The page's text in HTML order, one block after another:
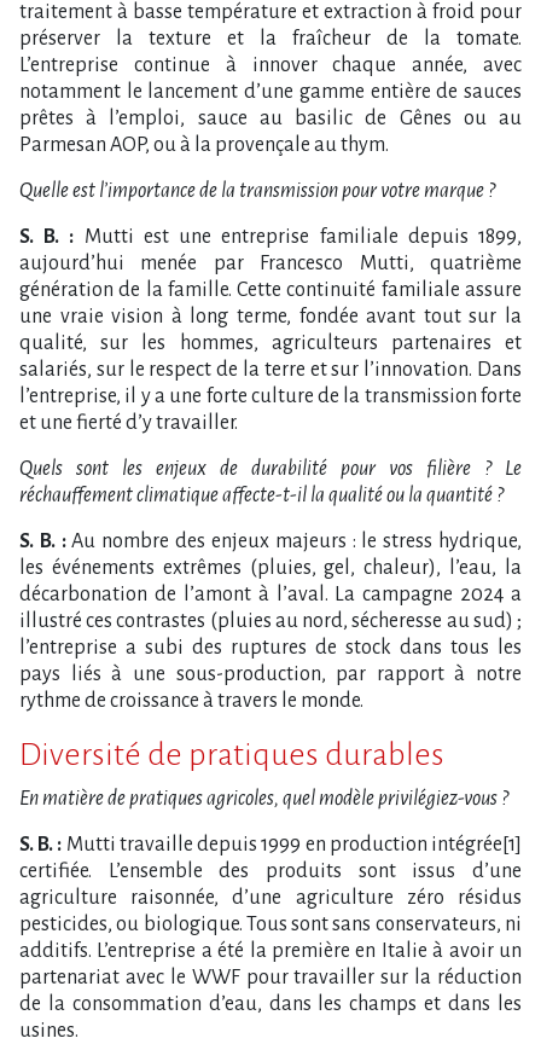
traitement à basse température et extraction à froid pour
préserver la texture et la fraîcheur de la tomate.
L’entreprise continue à innover chaque année, avec
notamment le lancement d’une gamme entière de sauces
prêtes à l’emploi, sauce au basilic de Gênes ou au
Parmesan AOP, ou à la provençale au thym.
Quelle est l’importance de la transmission pour votre marque ?
S. B. : Mutti est une entreprise familiale depuis 1899,
aujourd’hui menée par Francesco Mutti, quatrième
génération de la famille. Cette continuité familiale assure
une vraie vision à long terme, fondée avant tout sur la
qualité, sur les hommes, agriculteurs partenaires et
salariés, sur le respect de la terre et sur l’innovation. Dans
l’entreprise, il y a une forte culture de la transmission forte
et une fierté d’y travailler.
Quels sont les enjeux de durabilité pour vos filière ? Le
réchauffement climatique affecte-t-il la qualité ou la quantité ?
S. B. :Au nombre des enjeux majeurs : le stress hydrique,
les événements extrêmes (pluies, gel, chaleur), l’eau, la
décarbonation de l’amont à l’aval. La campagne 2024 a
illustré ces contrastes (pluies au nord, sécheresse au sud) ;
l’entreprise a subi des ruptures de stock dans tous les
pays liés à une sous-production, par rapport à notre
rythme de croissance à travers le monde.
Diversité de pratiques durables
En matière de pratiques agricoles, quel modèle privilégiez-vous ?
S. B. : Mutti travaille depuis 1999 en production intégrée[1]
certifiée. L’ensemble des produits sont issus d’une
agriculture raisonnée, d’une agriculture zéro résidus
pesticides, ou biologique. Tous sont sans conservateurs, ni
additifs. L’entreprise a été la première en Italie à avoir un
partenariat avec le WWF pour travailler sur la réduction
de la consommation d’eau, dans les champs et dans les
usines.